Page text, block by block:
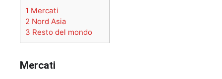
1 Mercati
2 Nord Asia
3 Resto del mondo
Mercati